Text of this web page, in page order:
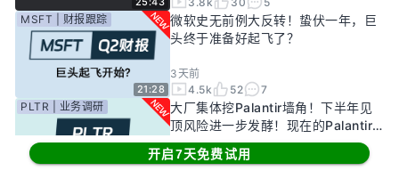
21:28
MSFT | 财报跟踪
微软史无前例大反转！蛰伏一年，巨
头终于准备好起飞了？
3天前
4.5k
52 7
PLTR | 业务调研
大厂集体挖Palantir墙角！下半年见
顶风险进一步发酵！现在的Palantir
还要投资吗？
6天前
开启7天免费试用